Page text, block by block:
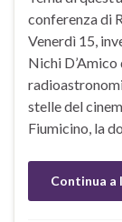
conferenza di
Venerdì 15,
Nichi
stelle del
Fiumicino, la
Continua a